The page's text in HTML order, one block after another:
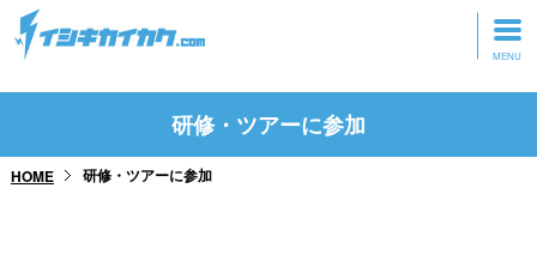
トップページ
研修・ツアーに参加
HOME 研修・ツアーに参加